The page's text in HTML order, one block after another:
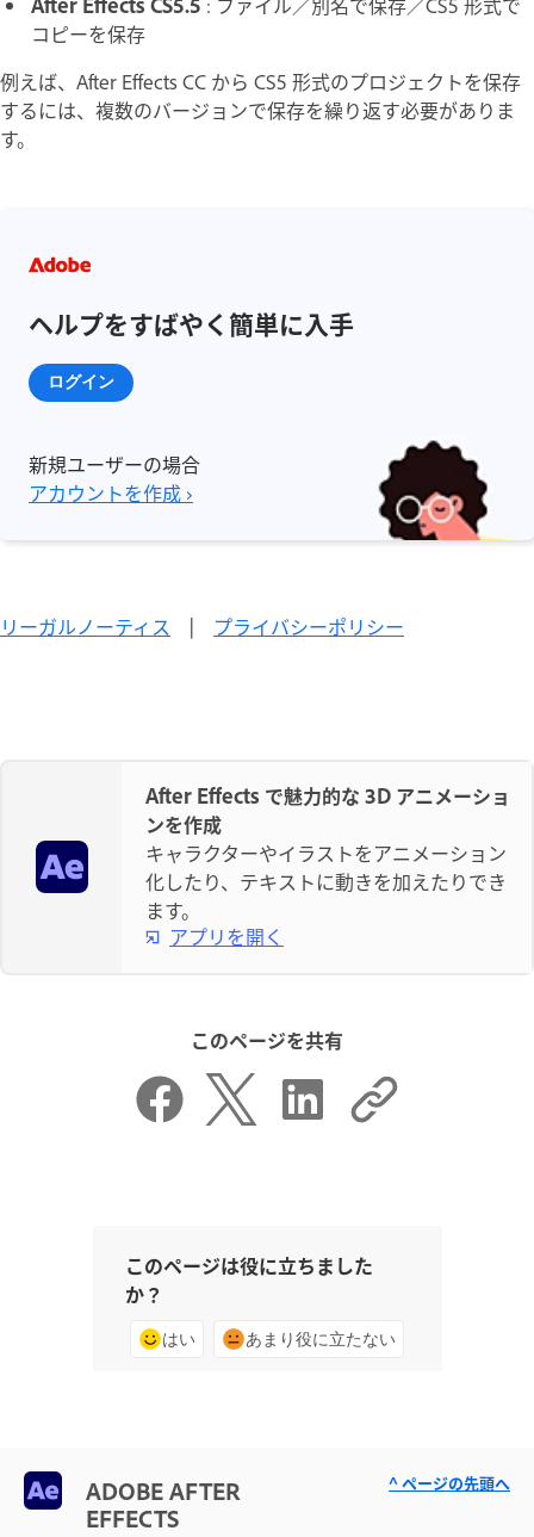
コピーを保存
例えば、After Effects CC から CS5 形式のプロジェクトを保存
するには、複数のバージョンで保存を繰り返す必要がありま
す。
ヘルプをすばやく簡単に入手
ログイン
新規ユーザーの場合
アカウントを作成 ›
リーガルノーティス | プライバシーポリシー
After Effects で魅力的な 3D アニメーショ
ンを作成
キャラクターやイラストをアニメーション
化したり、テキストに動きを加えたりでき
ます。
アプリを開く
このページを共有
このページは役に立ちました
か？
はい あまり役に立たない
ADOBE AFTER
EFFECTS
^ ページの先頭へ